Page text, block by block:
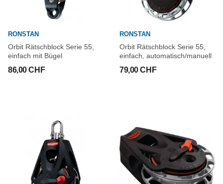
RONSTAN
Orbit Rätschblock Serie 55,
einfach mit Bügel
86,00 CHF
RONSTAN
Orbit Rätschblock Serie 55,
einfach, automatisch/manuell
79,00 CHF